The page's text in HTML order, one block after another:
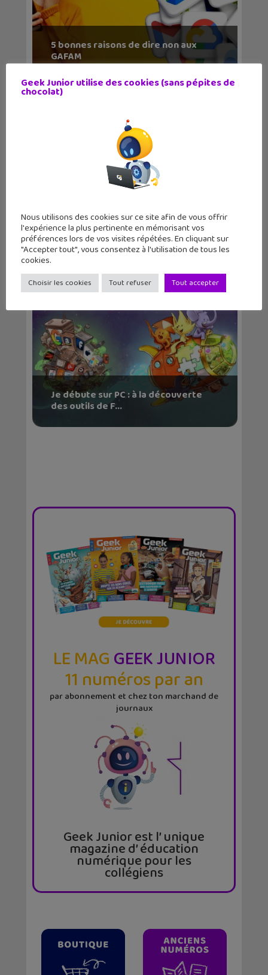
5 bonnes raisons de dire non aux
GAFAM
Ta mémo-liste pour protéger ta vie
privée sur les...
Je débute sur PC : à la découverte
des outils de F...
LE MAGGEEK JUNIOR
11 numéros par an
par abonnement et chez ton marchand de
journaux
Geek Junior est l’ unique
magazine d’ éducation
numérique pour les
collégiens
Geek Junior utilise des cookies (sans pépites de
chocolat)
Nous utilisons des cookies sur ce site afin de vous offrir
l'expérience la plus pertinente en mémorisant vos
préférences lors de vos visites répétées. En cliquant sur
"Accepter tout", vous consentez à l'utilisation de tous les
cookies.
Choisir les cookies Tout refuser Tout accepter